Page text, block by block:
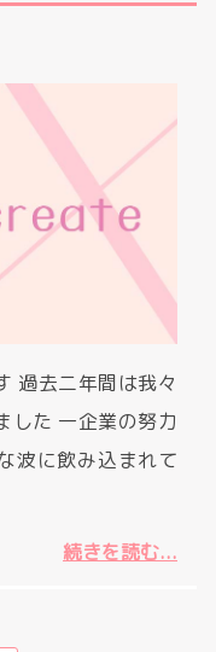
過去二年間は我々
した 一企業の努力
波に飲み込まれて
続きを読む...